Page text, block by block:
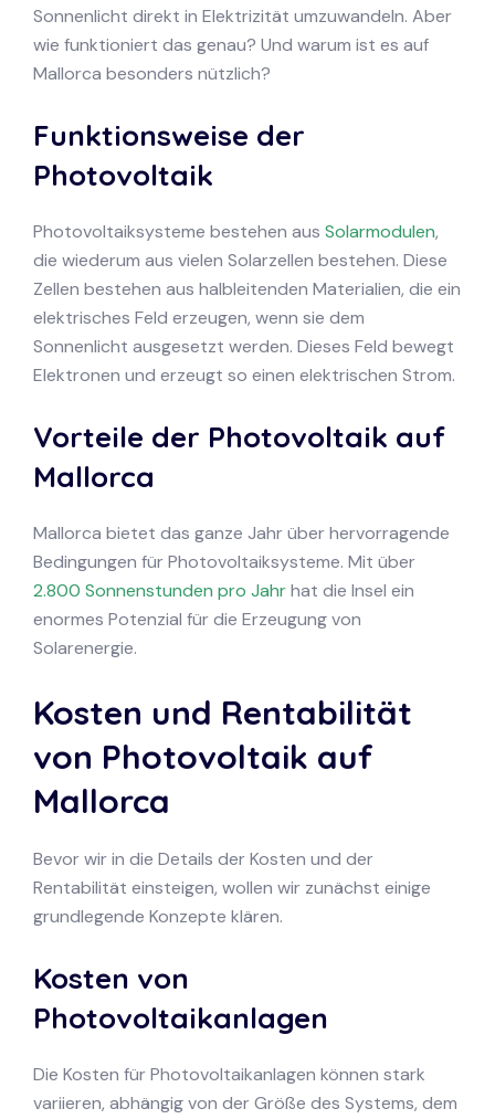
Sonnenlicht direkt in Elektrizität umzuwandeln. Aber
wie funktioniert das genau? Und warum ist es auf
Mallorca besonders nützlich?
Funktionsweise der
Photovoltaik
Photovoltaiksysteme bestehen aus Solarmodulen,
die wiederum aus vielen Solarzellen bestehen. Diese
Zellen bestehen aus halbleitenden Materialien, die ein
elektrisches Feld erzeugen, wenn sie dem
Sonnenlicht ausgesetzt werden. Dieses Feld bewegt
Elektronen und erzeugt so einen elektrischen Strom.
Vorteile der Photovoltaik auf
Mallorca
Mallorca bietet das ganze Jahr über hervorragende
Bedingungen für Photovoltaiksysteme. Mit über
2.800 Sonnenstunden pro Jahrhat die Insel ein
enormes Potenzial für die Erzeugung von
Solarenergie.
Kosten und Rentabilität
von Photovoltaik auf
Mallorca
Bevor wir in die Details der Kosten und der
Rentabilität einsteigen, wollen wir zunächst einige
grundlegende Konzepte klären.
Kosten von
Photovoltaikanlagen
Die Kosten für Photovoltaikanlagen können stark
variieren, abhängig von der Größe des Systems, dem